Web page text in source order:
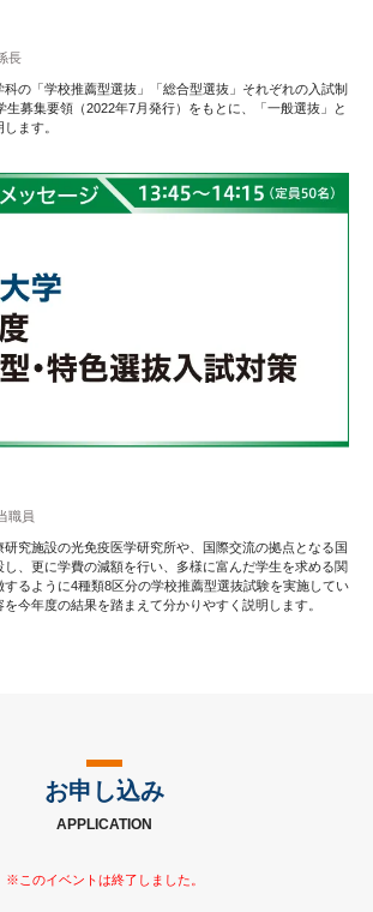
長
の「学校推薦型選抜」「総合型選抜」それぞれの入試制
生募集要領（2022年7月発行）をもとに、「一般選抜」と
ます。
職員
究施設の光免疫医学研究所や、国際交流の拠点となる国
、更に学費の減額を行い、多様に富んだ学生を求める関
るように4種類8区分の学校推薦型選抜試験を実施してい
今年度の結果を踏まえて分かりやすく説明します。
お申し込み
APPLICATION